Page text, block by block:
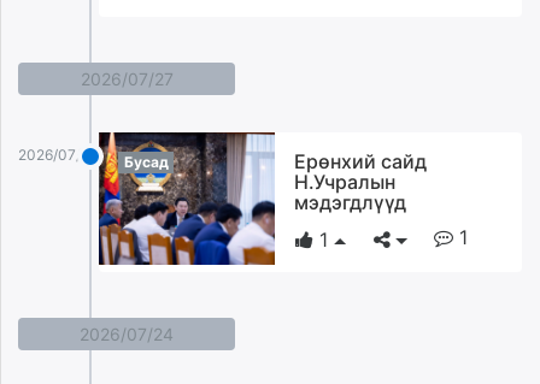
2026/07/27
2026/07/27 Бусад
Ерөнхий сайд
Н.Учралын
мэдэгдлүүд
1
1
2026/07/24